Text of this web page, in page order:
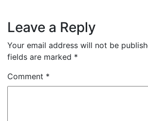
Leave a Reply
Your email address will not be
fields are marked *
Comment *